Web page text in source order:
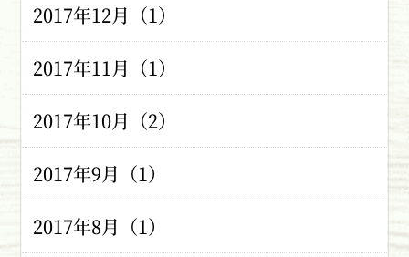
2017年12月（1）
2017年11月（1）
2017年10月（2）
2017年9月（1）
2017年8月（1）